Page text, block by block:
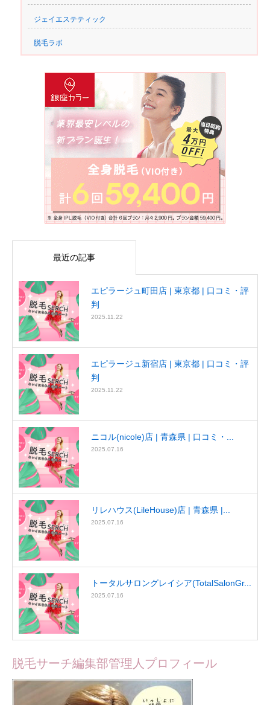
ジェイエステティック
脱毛ラボ
最近の記事
エピラージュ町田店 | 東京都 | 口コミ・評
判
2025.11.22
エピラージュ新宿店 | 東京都 | 口コミ・評
判
2025.11.22
ニコル(nicole)店 | 青森県 | 口コミ・...
2025.07.16
リレハウス(LileHouse)店 | 青森県 |...
2025.07.16
トータルサロングレイシア(TotalSalonGr...
2025.07.16
脱毛サーチ編集部管理人プロフィール